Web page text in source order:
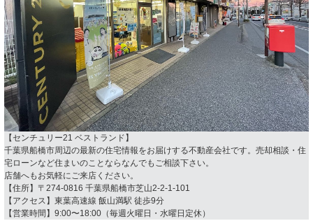
【センチュリー21 ベストランド】
千葉県船橋市周辺の最新の住宅情報をお届けする不動産会社です。売却相談・住
宅ローンなど住まいのことならなんでもご相談下さい。
店舗へもお気軽にご来店ください。
【住所】〒274-0816 千葉県船橋市芝山2-2-1-101
【アクセス】東葉高速線 飯山満駅 徒歩9分
【営業時間】9:00〜18:00（毎週火曜日・水曜日定休）